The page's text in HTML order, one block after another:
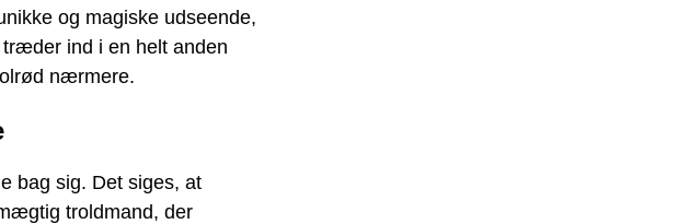
og magiske udseende,
ind i en helt anden
nærmere.
bag sig. Det siges, at
troldmand, der